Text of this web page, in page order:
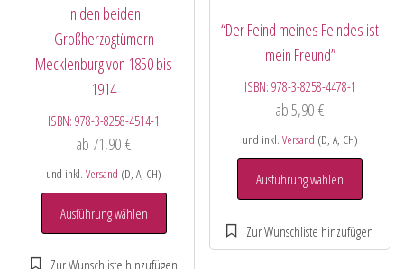
in den beiden
Großherzogtümern
Mecklenburg von 1850 bis
1914
ISBN:978-3-8258-4514-1
ab 71,90€
und inkl.Versand (D, A, CH)
Ausführung wählen
“Der Feind meines Feindes ist
mein Freund”
ISBN: 978-3-8258-4478-1
ab5,90€
und inkl. Versand (D, A, CH)
Ausführung wählen